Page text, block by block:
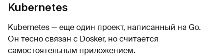
Kubernetes
Kubernetes — еще один проект, написанный на Go.
Он тесно связан с Dosker, но считается
самостоятельным приложением.